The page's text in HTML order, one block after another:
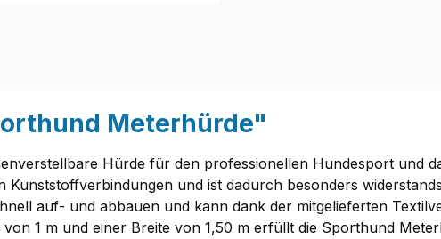
Meterhürde"
Hürde für den professionellen Hundesport und
Kunststoffverbindungen und ist dadurch besonders
auf- und abbauen und kann dank der mitgelieferten
1 m und einer Breite von 1,50 m erfüllt die Sporthund